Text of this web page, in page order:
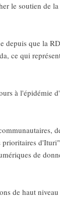
le soutien de
que la
ce qui
à l'épidémie
prioritaires
de
de haut